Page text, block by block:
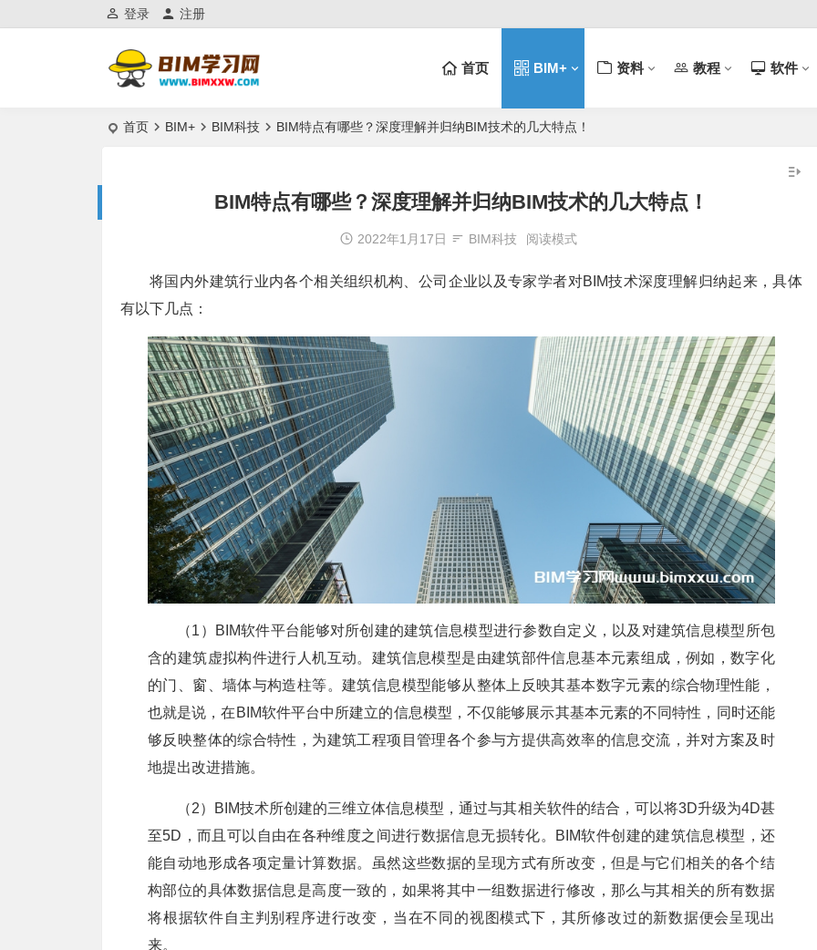
登录 注册
首页 BIM+ 资料 教程 软件
首页 BIM+ BIM科技 BIM特点有哪些？深度理解并归纳BIM技术的几大特点！
BIM特点有哪些？深度理解并归纳BIM技术的几大特点！
2022年1月17日 BIM科技 阅读模式
将国内外建筑行业内各个相关组织机构、公司企业以及专家学者对BIM技术深度理解归纳起来，具体
有以下几点：
（1）BIM软件平台能够对所创建的建筑信息模型进行参数自定义，以及对建筑信息模型所包
含的建筑虚拟构件进行人机互动。建筑信息模型是由建筑部件信息基本元素组成，例如，数字化
的门、窗、墙体与构造柱等。建筑信息模型能够从整体上反映其基本数字元素的综合物理性能，
也就是说，在BIM软件平台中所建立的信息模型，不仅能够展示其基本元素的不同特性，同时还能
够反映整体的综合特性，为建筑工程项目管理各个参与方提供高效率的信息交流，并对方案及时
地提出改进措施。
（2）BIM技术所创建的三维立体信息模型，通过与其相关软件的结合，可以将3D升级为4D甚
至5D，而且可以自由在各种维度之间进行数据信息无损转化。BIM软件创建的建筑信息模型，还
能自动地形成各项定量计算数据。虽然这些数据的呈现方式有所改变，但是与它们相关的各个结
构部位的具体数据信息是高度一致的，如果将其中一组数据进行修改，那么与其相关的所有数据
将根据软件自主判别程序进行改变，当在不同的视图模式下，其所修改过的新数据便会呈现出
来。